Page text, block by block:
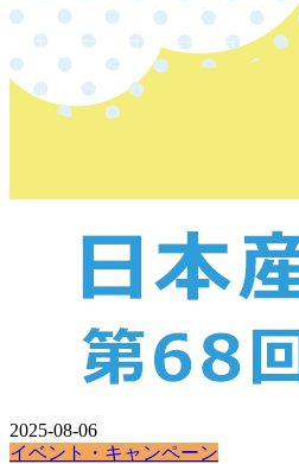
2025-08-06
イベント・キャンペーン